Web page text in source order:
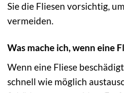
Sie die Fliesen vorsichtig,
vermeiden.
Was mache ich, wenn eine
Wenn eine Fliese
schnell wie möglich